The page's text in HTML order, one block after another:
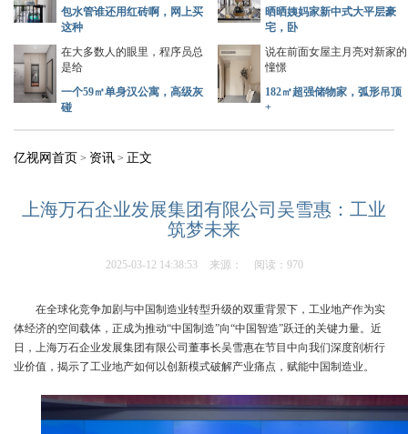
包水管谁还用红砖啊，网上买
这种
晒晒姨妈家新中式大平层豪
宅，卧
在大多数人的眼里，程序员总
是给
一个59㎡单身汉公寓，高级灰
碰
说在前面女屋主月亮对新家的
憧憬
182㎡超强储物家，弧形吊顶
+
亿视网首页 > 资讯 > 正文
上海万石企业发展集团有限公司吴雪惠：工业
筑梦未来
2025-03-12 14:38:53 来源： 阅读：970
在全球化竞争加剧与中国制造业转型升级的双重背景下，工业地产作为实
体经济的空间载体，正成为推动“中国制造”向“中国智造”跃迁的关键力量。近
日，上海万石企业发展集团有限公司董事长吴雪惠在节目中向我们深度剖析行
业价值，揭示了工业地产如何以创新模式破解产业痛点，赋能中国制造业。